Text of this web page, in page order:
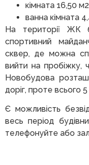
кімната 16,50 м2
ванна кімната
На території ЖК
спортивний
сквер, де можна
вийти на пробіжку,
Новобудова
доріг, проте всього
Є можливість
весь період
телефонуйте або